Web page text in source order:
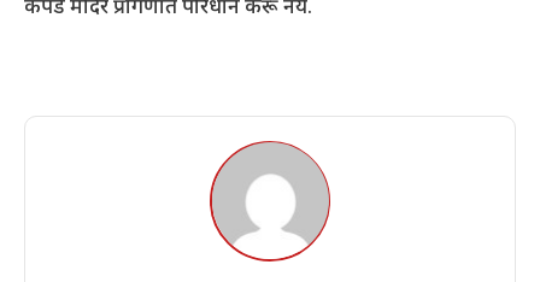
कपडे मंदिर प्रांगणात परिधान करू नये.